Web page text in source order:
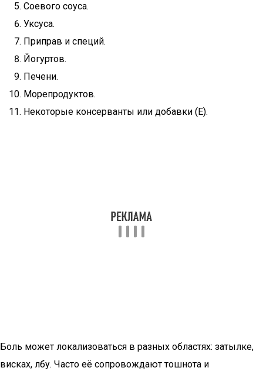
Соевого соуса.
Уксуса.
Приправ и специй.
Йогуртов.
Печени.
Морепродуктов.
Некоторые консерванты или добавки (Е).
Боль может локализоваться в разных областях: затылке,
висках, лбу. Часто её сопровождают тошнота и